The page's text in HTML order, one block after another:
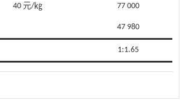
1:1.65
40 元/㎏ 77 000
47 980